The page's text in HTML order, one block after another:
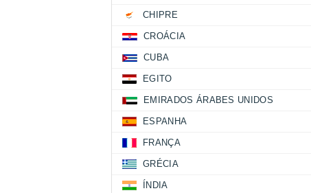
CHIPRE
CROÁCIA
CUBA
EGITO
EMIRADOS ÁRABES UNIDOS
ESPANHA
FRANÇA
GRÉCIA
ÍNDIA